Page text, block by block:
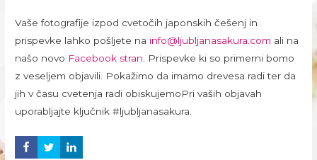
Vaše fotografije izpod cvetočih japonskih češenj in
prispevke lahko pošljete na info@ljubljanasakura.com ali na
našo novo Facebook stran . Prispevke ki so primerni bomo
z veseljem objavili. Pokažimo da imamo drevesa radi ter da
jih v času cvetenja radi obiskujemoPri vaših objavah
uporabljajte ključnik #ljubljanasakura.